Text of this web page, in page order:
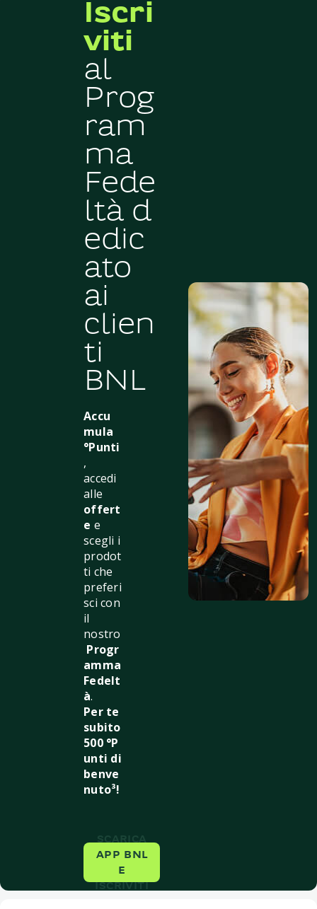
Iscri
viti
al
Prog
ram
ma
Fede
ltà d
edic
ato
ai
clien
ti
BNL
Accu
mula
°Punti
,
accedi
alle
offert
e e
scegli i
prodot
ti che
preferi
sci con
il
nostro
Progr
amma
Fedelt
à.
Per te
subito
500 °P
unti di
benve
nuto³!
SCARICA
APP BNL
E
ISCRIVITI